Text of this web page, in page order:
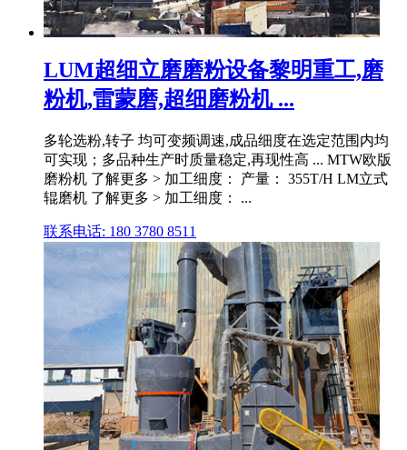
LUM超细立磨磨粉设备黎明重工,磨
粉机,雷蒙磨,超细磨粉机 ...
多轮选粉,转子 均可变频调速,成品细度在选定范围内均
可实现；多品种生产时质量稳定,再现性高 ... MTW欧版
磨粉机 了解更多 > 加工细度： 产量： 355T/H LM立式
辊磨机 了解更多 > 加工细度： ...
联系电话: 180 3780 8511